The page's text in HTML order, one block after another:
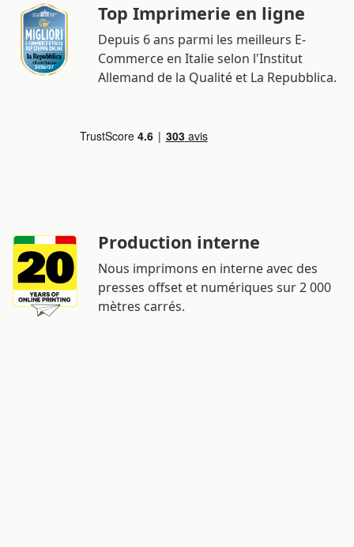
Top Imprimerie en ligne
Depuis 6 ans parmi les meilleurs E-
Commerce en Italie selon l'Institut
Allemand de la Qualité et La Repubblica.
Production interne
Nous imprimons en interne avec des
presses offset et numériques sur 2 000
mètres carrés.